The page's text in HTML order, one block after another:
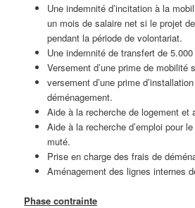
Une indemnité d’incitation à la
un mois de salaire net si le projet
pendant la période de volontariat.
Une indemnité de transfert de
Versement d’une prime de mobilité
versement d’une prime
déménagement.
Aide à la recherche de logement et
Aide à la recherche d’emploi pour
muté.
Prise en charge des frais de
Aménagement des lignes internes
Phase contrainte